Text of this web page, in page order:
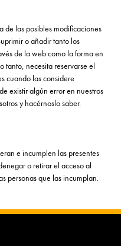
de las posibles modificaciones
o añadir tanto los
de la web como la forma en
tanto, necesita reservarse el
cuando las considere
existir algún error en nuestros
y hacérnoslo saber.
e incumplen las presentes
o retirar el acceso al
personas que las incumplan.